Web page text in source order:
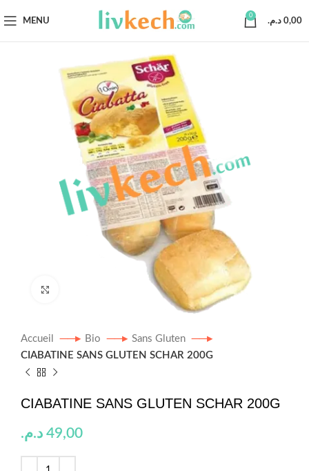
MENU
0
0,00 د.م.
Accueil Bio
Sans Gluten
CIABATINE SANS GLUTEN SCHAR 200G
CIABATINE SANS GLUTEN SCHAR 200G
49,00 د.م.